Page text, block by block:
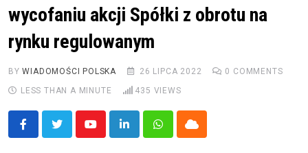
wycofaniu akcji Spółki z obrotu na
rynku regulowanym
BYWIADOMOŚCI POLSKA 26 LIPCA 2022 0 COMMENTS
LESS THAN A MINUTE
435 VIEWS
YoutubeLinkedInWhatsappCloud